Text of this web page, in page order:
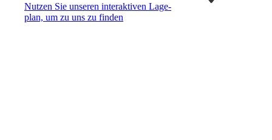
Nutzen Sie unseren interaktiven La­ge­
plan, um zu uns zu finden